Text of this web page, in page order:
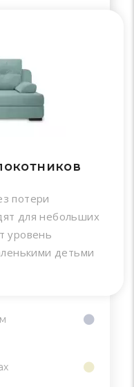
потери
для небольших
уровень
детьми